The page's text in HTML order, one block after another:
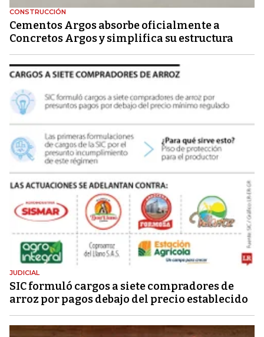
CONSTRUCCIÓN
Cementos Argos absorbe oficialmente a
Concretos Argos y simplifica su estructura
JUDICIAL
SIC formuló cargos a siete compradores de
arroz por pagos debajo del precio establecido